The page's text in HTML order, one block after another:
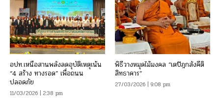
อปท.เหนือสานพลังลดอุบัติเหตุเน้น
“4 สร้าง ทางรอด” เพื่อถนน
ปลอดภัย
11/03/2026 | 2:38 pm
พิธีวางหมุดไม้มงคล “เตปิฎกสังคีติ
สิทธาคาร”
27/03/2026 | 9:08 pm